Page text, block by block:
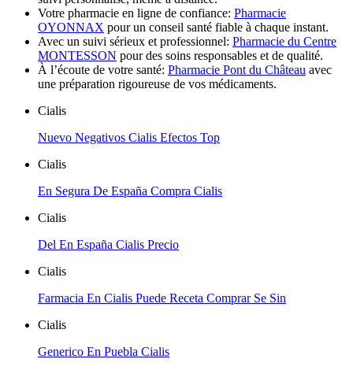
Votre pharmacie en ligne de confiance: Pharmacie
OYONNAX pour un conseil santé fiable à chaque instant.
Avec un suivi sérieux et professionnel: Pharmacie du Centre
MONTESSON pour des soins responsables et de qualité.
À l’écoute de votre santé: Pharmacie Pont du Château avec
une préparation rigoureuse de vos médicaments.
Cialis
Nuevo Negativos Cialis Efectos Top
Cialis
En Segura De España Compra Cialis
Cialis
Del En España Cialis Precio
Cialis
Farmacia En Cialis Puede Receta Comprar Se Sin
Cialis
Generico En Puebla Cialis